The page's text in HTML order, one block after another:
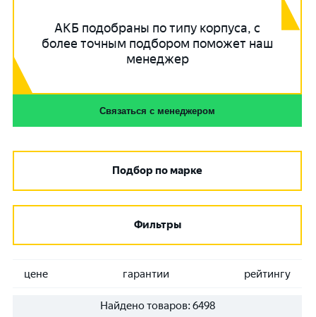
АКБ подобраны по типу корпуса, с
более точным подбором поможет наш
менеджер
Связаться с менеджером
Подбор по марке
Фильтры
цене гарантии рейтингу
Найдено товаров: 6498